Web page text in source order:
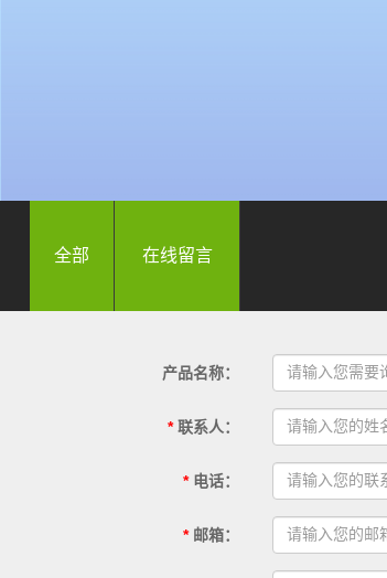
全部 在线留言
产品名称：
* 联系人：
* 电话：
* 邮箱：